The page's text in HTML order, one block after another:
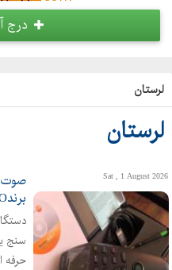
درج
لرستان
لرستان
Sat , 1 August 2026
برندTESTO
حرفه